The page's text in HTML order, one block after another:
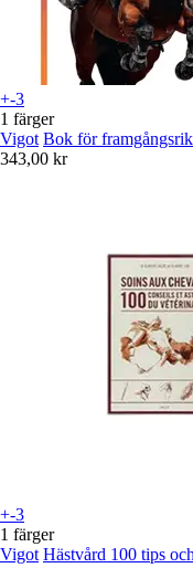
+-3
1 färger
Vigot Bok för
343,00 kr
+-3
1 färger
Vigot Hästvård 100 tips